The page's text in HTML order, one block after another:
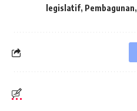
legislatif, Pembagunan,